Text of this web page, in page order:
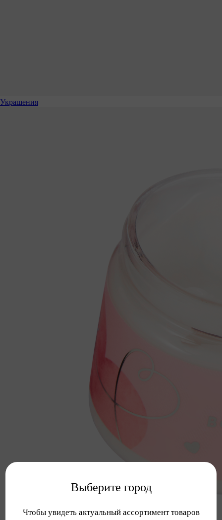
Украшения
Выберите город
Чтобы увидеть актуальный ассортимент товаров